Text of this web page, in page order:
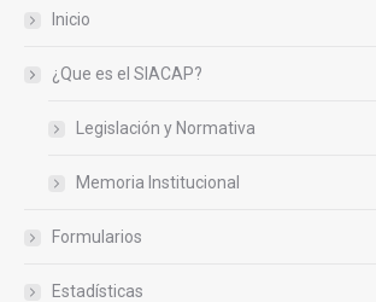
Inicio
¿Que es el SIACAP?
Legislación y Normativa
Memoria Institucional
Formularios
Estadísticas